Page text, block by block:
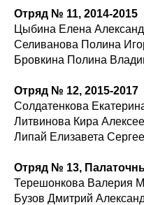
Отряд № 11, 2014-2015
Цыбина Елена
Селиванова Полина
Бровкина Полина
Отряд № 12, 2015-2017
Солдатенкова
Литвинова Кира
Липай Елизавета
Отряд № 13,
Терешонкова Валерия
Бузов Дмитрий